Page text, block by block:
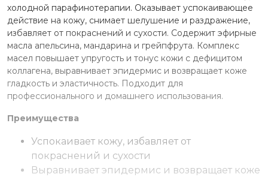
холодной парафинотерапии. Оказывает успокаивающее
действие на кожу, снимает шелушение и раздражение,
избавляет от покраснений и сухости. Содержит эфирные
масла апельсина, мандарина и грейпфрута. Комплекс
масел повышает упругость и тонус кожи с дефицитом
коллагена, выравнивает эпидермис и возвращает коже
гладкость и эластичность. Подходит для
профессионального и домашнего использования.
Преимущества
Успокаивает кожу, избавляет от
покраснений и сухости
Выравнивает эпидермис и возвращает коже